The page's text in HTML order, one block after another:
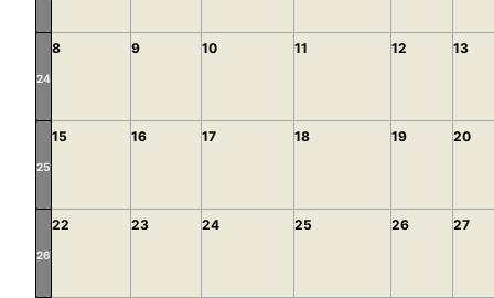
24
8 9 10 11 12 13
25
15 16 17 18 19 20
26
22 23 24 25 26 27